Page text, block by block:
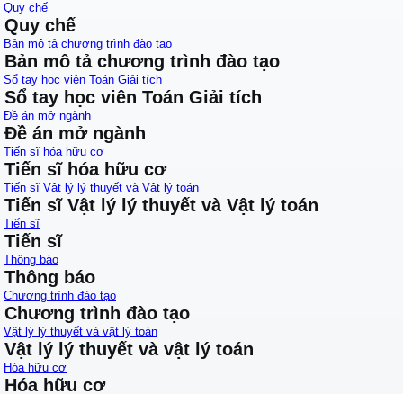
Quy chế
Quy chế
Bản mô tả chương trình đào tạo
Bản mô tả chương trình đào tạo
Sổ tay học viên Toán Giải tích
Sổ tay học viên Toán Giải tích
Đề án mở ngành
Đề án mở ngành
Tiến sĩ hóa hữu cơ
Tiến sĩ hóa hữu cơ
Tiến sĩ Vật lý lý thuyết và Vật lý toán
Tiến sĩ Vật lý lý thuyết và Vật lý toán
Tiến sĩ
Tiến sĩ
Thông báo
Thông báo
Chương trình đào tạo
Chương trình đào tạo
Vật lý lý thuyết và vật lý toán
Vật lý lý thuyết và vật lý toán
Hóa hữu cơ
Hóa hữu cơ